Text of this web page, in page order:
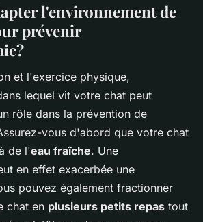
l'environnement de
prévenir
et l'exercice physique,
lequel vit votre chat peut
rôle dans la prévention de
vous d'abord que votre chat
de l'eau fraîche. Une
en effet exacerbée une
pouvez également fractionner
chat en plusieurs petits repas tout